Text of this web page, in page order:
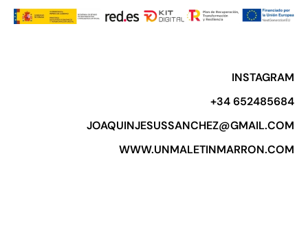
INSTAGRAM
+34 652485684​
JOAQUINJESUSSANCHEZ@GMAIL.COM
WWW.UNMALETINMARRON.COM​